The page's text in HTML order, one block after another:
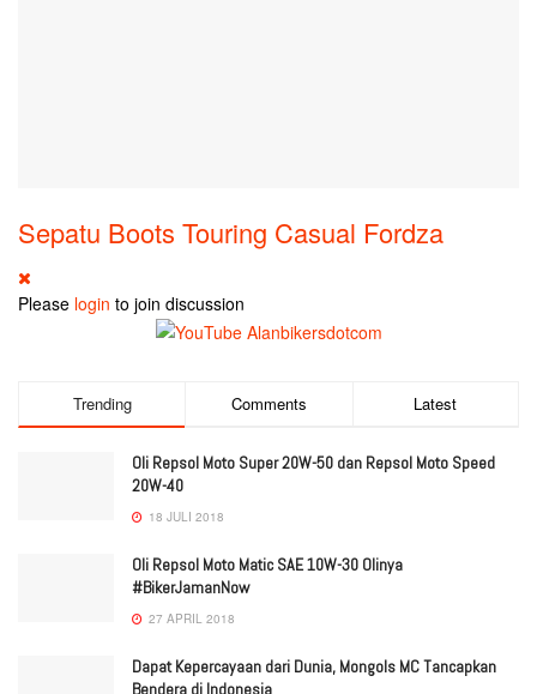
Sepatu Boots Touring Casual Fordza
Please login to join discussion
Trending Comments Latest
Oli Repsol Moto Super 20W-50 dan Repsol Moto Speed
20W-40
18 JULI 2018
Oli Repsol Moto Matic SAE 10W-30 Olinya
#BikerJamanNow
27 APRIL 2018
Dapat Kepercayaan dari Dunia, Mongols MC Tancapkan
Bendera di Indonesia